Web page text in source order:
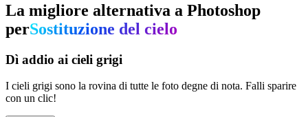
La migliore alternativa a Photoshop
perSostituzione del cielo
Dì addio ai cieli grigi
I cieli grigi sono la rovina di tutte le foto degne di nota. Falli sparire
con un clic!